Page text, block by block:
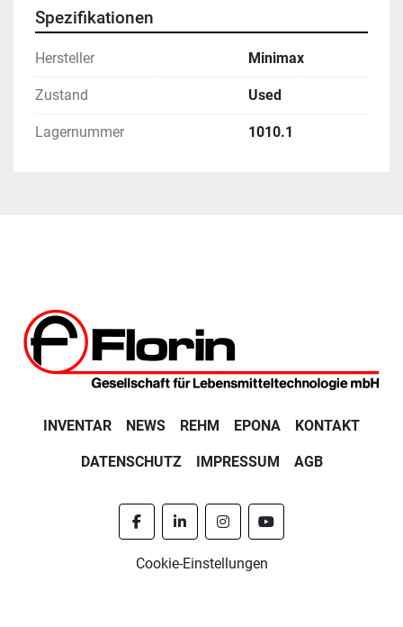
Spezifikationen
Hersteller Minimax
Zustand Used
Lagernummer 1010.1
INVENTAR NEWS REHM EPONA KONTAKT
DATENSCHUTZ IMPRESSUM AGB
facebooklinkedininstagramyoutube
Cookie-Einstellungen